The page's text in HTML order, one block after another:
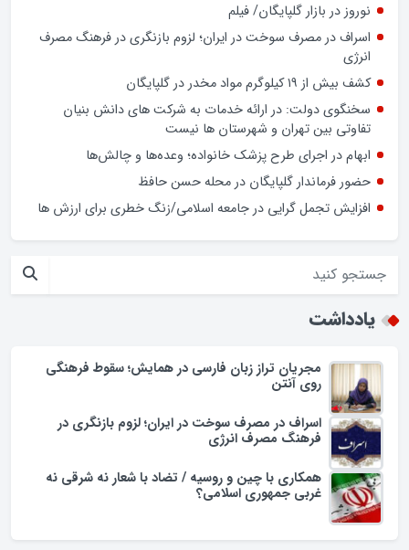
نوروز در بازار گلپایگان/ فیلم
اسراف در مصرف سوخت در ایران؛ لزوم بازنگری در فرهنگ مصرف
انرژی
کشف بیش از ۱۹ کیلوگرم مواد مخدر در گلپایگان
سخنگوی دولت: در ارائه خدمات به شرکت های دانش بنیان
تفاوتی بین تهران و شهرستان ها نیست
ابهام در اجرای طرح پزشک خانواده؛ وعده‌ها و چالش‌ها
حضور فرماندار گلپایگان در محله حسن حافظ
افزایش تجمل گرایی در جامعه اسلامی/زنگ خطری برای ارزش ها
یادداشت
مجریان تراز زبان فارسی در همایش؛ سقوط فرهنگی
روی آنتن
اسراف در مصرف سوخت در ایران؛ لزوم بازنگری در
فرهنگ مصرف انرژی
همکاری با چین و روسیه / تضاد با شعار نه شرقی نه
غربی جمهوری اسلامی؟